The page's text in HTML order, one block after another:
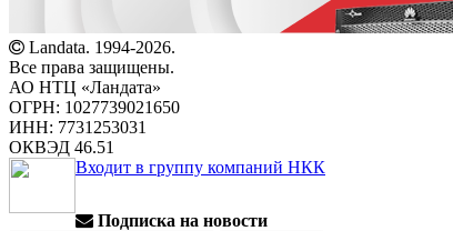
Landata. 1994-2026.
Все права защищены.
АО НТЦ «Ландата»
ОГРН: 1027739021650
ИНН: 7731253031
ОКВЭД 46.51
Входит в группу компаний НКК
Подписка на новости